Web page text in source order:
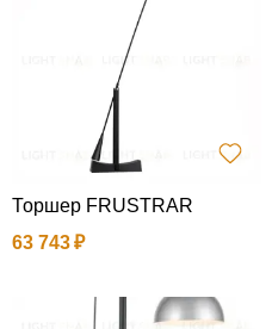
Торшер FRUSTRAR
63 743